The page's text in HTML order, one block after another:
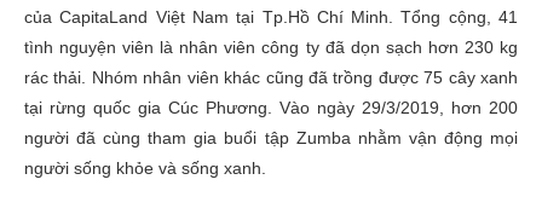
của CapitaLand Việt Nam tại Tp.Hồ Chí Minh. Tổng cộng, 41
tình nguyện viên là nhân viên công ty đã dọn sạch hơn 230 kg
rác thải. Nhóm nhân viên khác cũng đã trồng được 75 cây xanh
tại rừng quốc gia Cúc Phương. Vào ngày 29/3/2019, hơn 200
người đã cùng tham gia buổi tập Zumba nhằm vận động mọi
người sống khỏe và sống xanh.